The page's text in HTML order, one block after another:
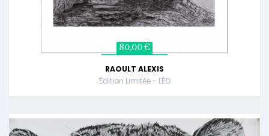
80,00 €
RAOULT ALEXIS
Édition Limitée - LÉO